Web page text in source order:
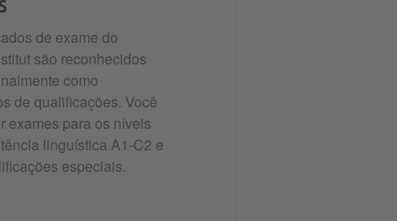
de exame do
são reconhecidos
como
de qualificações. Você
exames para os níveis
linguística A1-C2 e
especiais.